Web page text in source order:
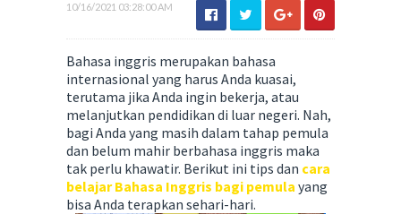
10/16/2021 03:28:00 AM
Bahasa inggris merupakan bahasa
internasional yang harus Anda kuasai,
terutama jika Anda ingin bekerja, atau
melanjutkan pendidikan di luar negeri. Nah,
bagi Anda yang masih dalam tahap pemula
dan belum mahir berbahasa inggris maka
tak perlu khawatir. Berikut ini tips dan cara
belajar Bahasa Inggris bagi pemula yang
bisa Anda terapkan sehari-hari.